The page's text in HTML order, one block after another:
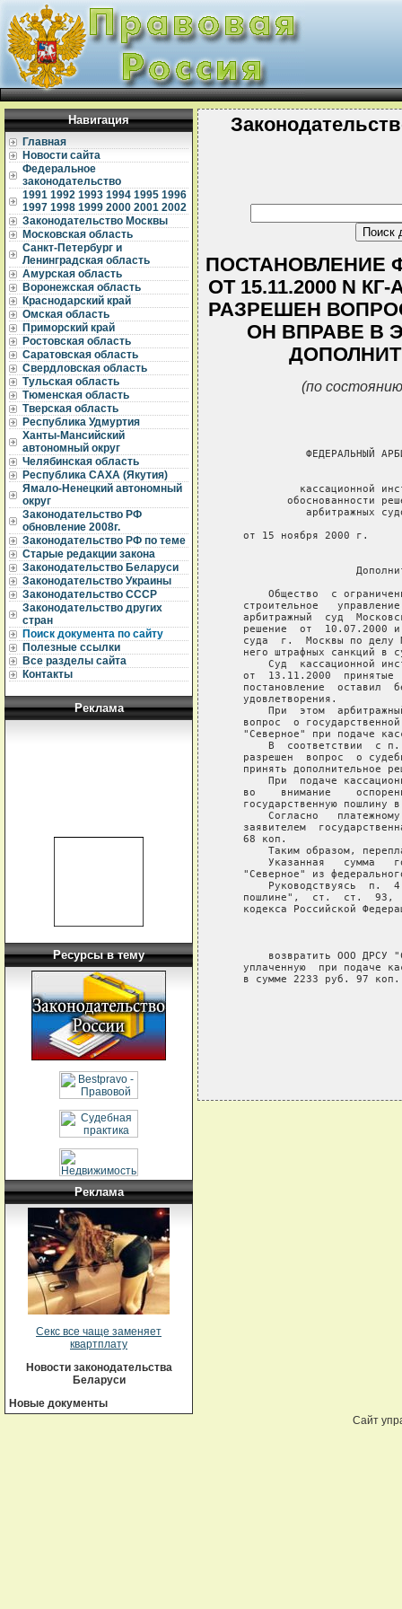
Навигация
Главная
Новости сайта
Федеральное
законодательство
1991 1992 1993 1994 1995 1996
1997 1998 1999 2000 2001 2002
Законодательство Москвы
Московская область
Санкт-Петербург и
Ленинградская область
Амурская область
Воронежская область
Краснодарский край
Омская область
Приморский край
Ростовская область
Саратовская область
Свердловская область
Тульская область
Тюменская область
Тверская область
Республика Удмуртия
Ханты-Мансийский
автономный округ
Челябинская область
Республика САХА (Якутия)
Ямало-Ненецкий автономный
округ
Законодательство РФ
обновление 2008г.
Законодательство РФ по теме
Старые редакции закона
Законодательство Беларуси
Законодательство Украины
Законодательство СССР
Законодательство других
стран
Поиск документа по сайту
Полезные ссылки
Все разделы сайта
Контакты
Реклама
Ресурсы в тему
Реклама
Секс все чаще заменяет
квартплату
Новости законодательства
Беларуси
Новые документы
ПОСТАНОВЛЕНИЕ
ОТ 15.11.2000 N
РАЗРЕШЕН
ОН ВПРАВЕ В
(по
ФЕДЕРАЛЬНЫЙ
кассационной
обоснованности
арбитражных
от 15 ноября 2000 г.
Общество  с
строительное
арбитражный  суд
решение  от  10.07.2000
суда  г.  Москвы по делу
него штрафных санкций в
Суд  кассационной
от  13.11.2000  принятые
постановление  оставил
   удовлетворения.
При  этом
вопрос  о
"Северное" при подаче
В  соответствии  с
разрешен  вопрос  о
принять дополнительное
При  подаче
во    внимание
государственную пошлину
Согласно
заявителем
   68 коп.
Таким образом,
Указанная   сумма
"Северное" из
Руководствуясь  п.
пошлине",  ст.  ст.  93,
кодекса Российской
возвратить ООО ДРСУ
уплаченную  при подаче
   в сумме 2233 руб. 97 коп.
Сайт